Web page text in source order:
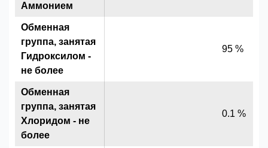
95 %
0.1 %
Аммонием
Обменная
группа, занятая
Гидроксилом -
не более
Обменная
группа, занятая
Хлоридом - не
более